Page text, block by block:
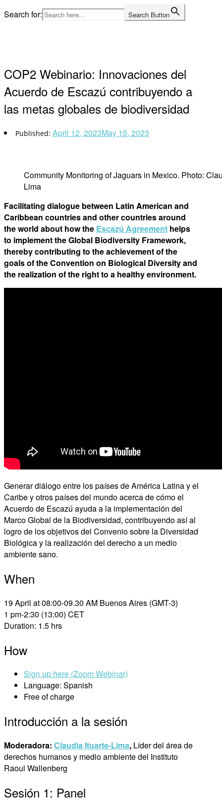
Skip
to
Search for: Search Button
COP2 Webinario: Innovaciones del
Acuerdo de Escazú contribuyendo a
las metas globales de biodiversidad
April 12, 2023May 15, 2023
Community Monitoring of Jaguars in Mexico. Photo:
Lima
Facilitating dialogue between Latin American and
Caribbean countries and other countries around
the world about how the Escazú Agreement helps
to implement the Global Biodiversity Framework,
thereby contributing to the achievement of the
goals of the Convention on Biological Diversity and
the realization of the right to a healthy environment.
Generar diálogo entre los países de América Latina y el
Caribe y otros países del mundo acerca de cómo el
Acuerdo de Escazú ayuda a la implementación del
Marco Global de la Biodiversidad, contribuyendo así al
logro de los objetivos del Convenio sobre la Diversidad
Biológica y la realización del derecho a un medio
ambiente sano.
When
19 April at 08:00-09.30 AM Buenos Aires (GMT-3)
1 pm-2:30 (13:00) CET
Duration: 1.5 hrs
How
Sign up here (Zoom Webinar)
Language: Spanish
Free of charge
Introducción a la sesión
Moderadora: Claudia Ituarte-Lima, Líder del área de
derechos humanos y medio ambiente del Instituto
Raoul Wallenberg
Sesión 1: Panel